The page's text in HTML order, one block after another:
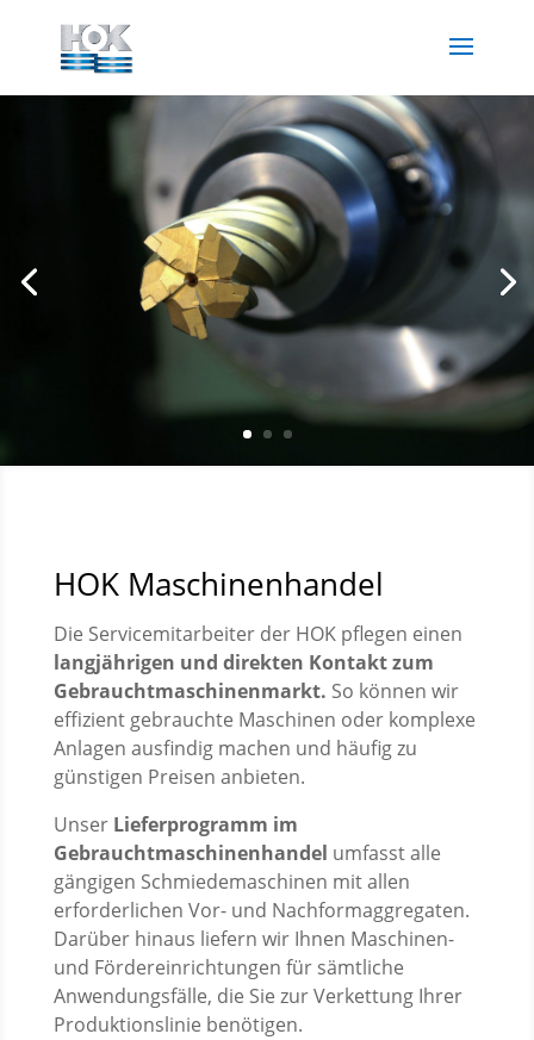
HOK Maschinenhandel
Die Servicemitarbeiter der HOK pflegen einen
langjährigen und direkten Kontakt zum
Gebrauchtmaschinenmarkt. So können wir
effizient gebrauchte Maschinen oder komplexe
Anlagen ausfindig machen und häufig zu
günstigen Preisen anbieten.
UnserLieferprogramm im
Gebrauchtmaschinenhandel umfasst alle
gängigen Schmiedemaschinen mit allen
erforderlichen Vor- und Nachformaggregaten.
Darüber hinaus liefern wir Ihnen Maschinen-
und Fördereinrichtungen für sämtliche
Anwendungsfälle, die Sie zur Verkettung Ihrer
Produktionslinie benötigen.